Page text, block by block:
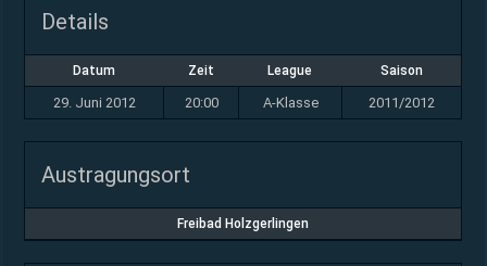
Details
Datum Zeit League Saison
29. Juni 2012 20:00 A-Klasse 2011/2012
Austragungsort
Freibad Holzgerlingen